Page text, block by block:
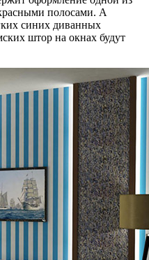
полосами. А
синих диванных
штор на окнах будут